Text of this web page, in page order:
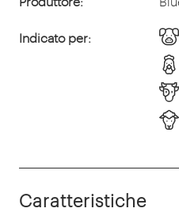
Indicato per:
Caratteristiche